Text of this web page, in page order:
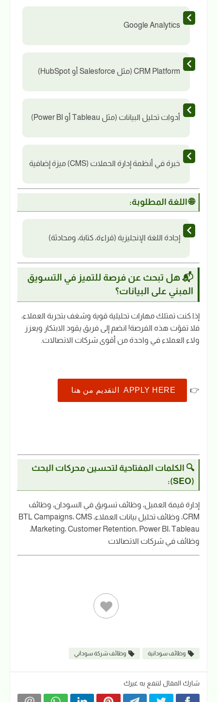
Google Analytics
CRM Platform (مثل Salesforce أو HubSpot)
أدوات تحليل البيانات (مثل Tableau أو Power BI)
خبرة في أنظمة إدارة الحملات (CMS) ميزة إضافية
🌐 اللغة المطلوبة:
إجادة اللغة الإنجليزية (قراءة، كتابة، ومحادثة)
📬 هل تبحث عن فرصة للتميز في التسويق
المبني على البيانات؟
إذا كنت تمتلك مهارات تحليلية قوية وشغف بتجربة العملاء،
فلا تفوّت هذه الفرصة! انضم إلى فريق يقود الابتكار ويعزز
ولاء العملاء في واحدة من أقوى شركات الاتصالات.
👉 APPLY HERE التقديم من هنا
🔍 الكلمات المفتاحية لتحسين محركات البحث
(SEO):
إدارة قيمة العميل، وظائف تسويق في السودان، وظائف
CRM، وظائف تحليل بيانات العملاء، BTL Campaigns، CMS
Marketing، Customer Retention، Power BI، Tableau،
وظائف في شركات الاتصالات
وظائف سودانية وظائف شركة سوداني
شارك المقال لتنفع به غيرك